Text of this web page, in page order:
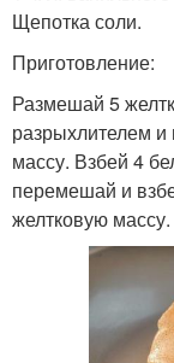
Щепотка соли.
Приготовление:
Размешай 5
разрыхлителем и
массу. Взбей 4
перемешай и
желтковую массу.